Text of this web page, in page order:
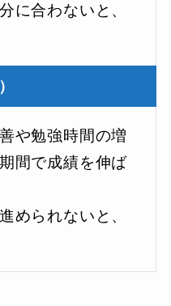
に合わないと、
や勉強時間の増
間で成績を伸ば
められないと、